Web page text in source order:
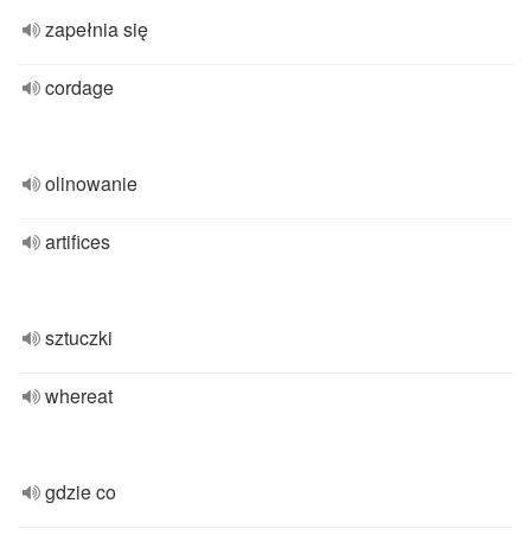
zapełnia się
cordage
olinowanie
artifices
sztuczki
whereat
gdzie co